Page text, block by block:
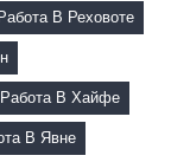
Работа В Реховоте
Работа В Хайфе
В Явне